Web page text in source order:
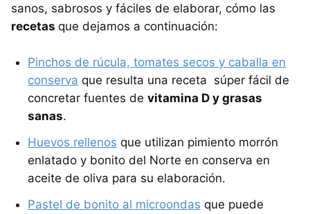
sanos, sabrosos y fáciles de elaborar, cómo las
recetas que dejamos a continuación:
Pinchos de rúcula, tomates secos y caballa en
conserva que resulta una receta súper fácil de
concretar fuentes de vitamina D y grasas
sanas.
Huevos rellenos que utilizan pimiento morrón
enlatado y bonito del Norte en conserva en
aceite de oliva para su elaboración.
Pastel de bonito al microondas que puede